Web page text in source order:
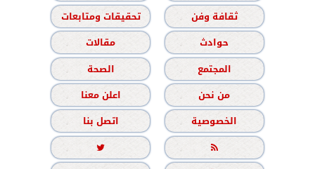
ثقافة وفن
تحقيقات ومتابعات
حوادث
مقالات
المجتمع
الصحة
من نحن
اعلن معنا
الخصوصية
اتصل بنا

